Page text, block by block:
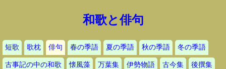
和歌と俳句
短歌 歌枕 俳句 春の季語 夏の季語 秋の季語 冬の季語
古事記の中の和歌 懐風藻 万葉集 伊勢物語 古今集 後撰集